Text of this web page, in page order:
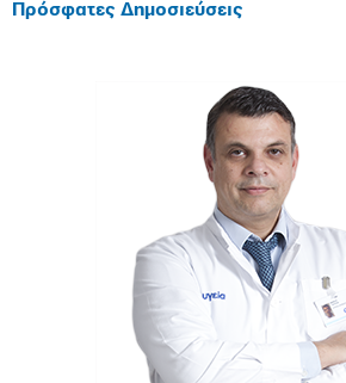
Πρόσφατες Δημοσιεύσεις